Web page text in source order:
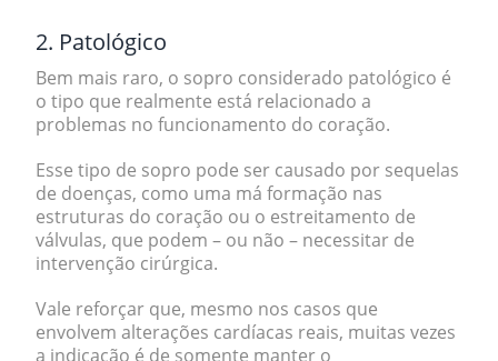
2. Patológico
Bem mais raro, o sopro considerado patológico é
o tipo que realmente está relacionado a
problemas no funcionamento do coração.
Esse tipo de sopro pode ser causado por sequelas
de doenças, como uma má formação nas
estruturas do coração ou o estreitamento de
válvulas, que podem – ou não – necessitar de
intervenção cirúrgica.
Vale reforçar que, mesmo nos casos que
envolvem alterações cardíacas reais, muitas vezes
a indicação é de somente manter o